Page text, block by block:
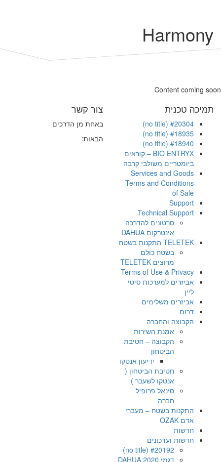
Harmony
Content coming soon
צור קשר
באחת מן הדרכים
הבאות:
תמיכה טכנית
#20304 (no title)
#18935 (no title)
#18940 (no title)
BIO ENTRYX – קוראים
ביומטריים משולבי קרבה
Services and Goods
Terms and Conditions
of Sale
Support
Technical Support
סרטונים להדרכה
אינטרקום DAHUA
TELETEK התקנות בשטח
בשטח כולם
מרוצים TELETEK
Terms of Use & Privacy
אביזרים למערכות סיטי
ליין
אביזרים משלימים
דרום
הקבוצה והחברה
אמנת השירות
הקבוצה – חטיבת
הביטחון
ידיעון אנטקו
חטיבת הביטחון (
אנטקו לשעבר )
סינאל פרופיל
חברה
התקנות בשטח – מעברי
אדם OZAK
חדשות
חדשות ועדכונים
#20192 (no title)
דגמי DAHUA 2020